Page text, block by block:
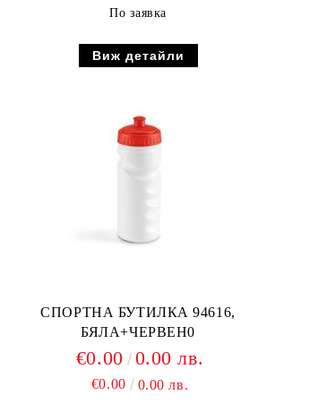
По заявка
Виж детайли
СПОРТНА БУТИЛКА 94616,
БЯЛА+ЧЕРВЕН0
€0.00 0.00 лв.
€0.00 0.00 лв.